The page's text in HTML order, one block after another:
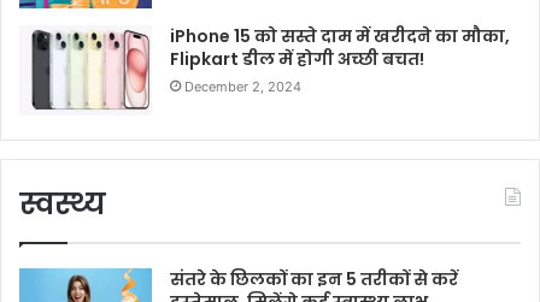
iPhone 15 को सस्ते दाम में खरीदने का मौका,
Flipkart डील में होगी अच्छी बचत!
December 2, 2024
स्वस्थ्य
संतरे के छिलकों का इन 5 तरीकों से करें